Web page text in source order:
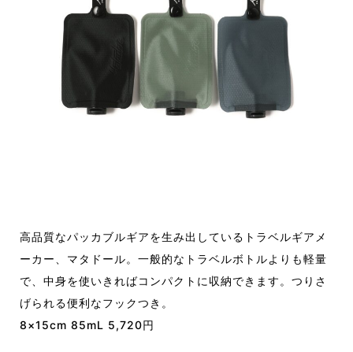
高品質なパッカブルギアを生み出しているトラベルギアメ
ーカー、マタドール。一般的なトラベルボトルよりも軽量
で、中身を使いきればコンパクトに収納できます。つりさ
げられる便利なフックつき。
8×15cm 85mL 5,720円